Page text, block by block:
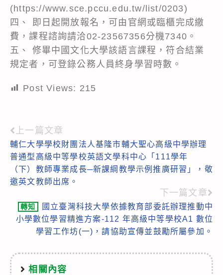
(https://www.sce.pccu.edu.tw/list/0203)
四、 即日起開放報名，可由官網或臨櫃完成繳
費，課程諮詢請洽02-23567356分機7340。
五、 修畢中國文化大學該語言課程，符合結業
規定者，可登錄公務人員終身學習時數。
Post Views: 215
Read
more
articles
上一篇文章
輔仁大學學校財團法人基隆市輔大聖心高級中學辦理
普通型高級中等學校英語文學科中心「111學年
（下）教師專業成長─新課綱教學示例推廣研習」，敬
邀英文教師出席。
下一篇文章
轉知
國立臺灣科技大學依據教育部委託辦理推動中
小學數位學習精進方案-112 年高級中等學校A1 數位
學習工作坊(一)，請協助宣傳並鼓勵所屬參加。
相關內容